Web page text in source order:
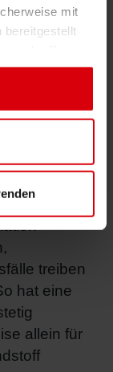
mit
bereitgestellt
zu unseren
nutzen.
Entwicklung
hat
Rohstoffe
treiben
hat eine
allein für